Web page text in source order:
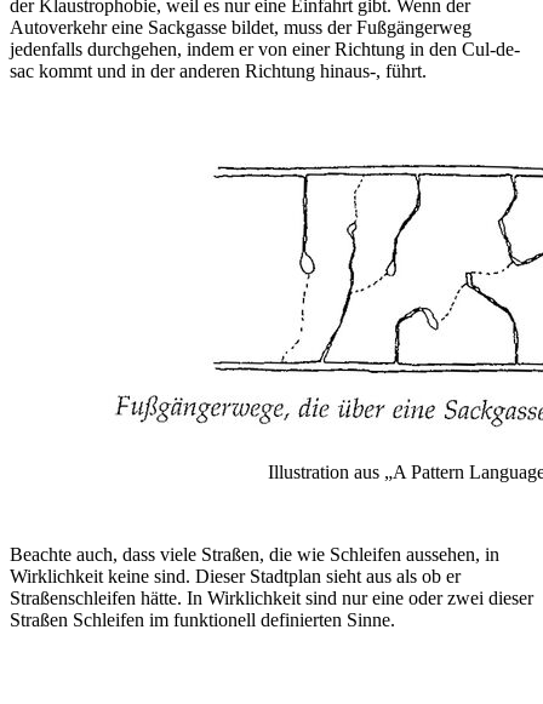
der Klaustrophobie, weil es nur eine Einfahrt gibt. Wenn der
Autoverkehr eine Sackgasse bildet, muss der Fußgängerweg
jedenfalls durchgehen, indem er von einer Richtung in den Cul-de-
sac kommt und in der anderen Richtung hinaus-, führt.
Illustration aus „A Pattern
Beachte auch, dass viele Straßen, die wie Schleifen aussehen, in
Wirklichkeit keine sind. Dieser Stadtplan sieht aus als ob er
Straßenschleifen hätte. In Wirklichkeit sind nur eine oder zwei dieser
Straßen Schleifen im funktionell definierten Sinne.